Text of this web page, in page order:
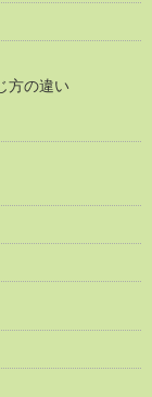
方の違い